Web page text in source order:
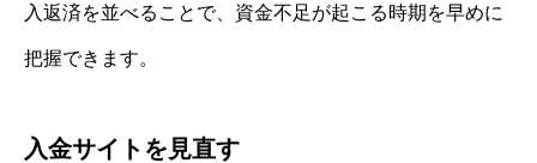
入返済を並べることで、資金不足が起こる時期を早めに
把握できます。
入金サイトを見直す